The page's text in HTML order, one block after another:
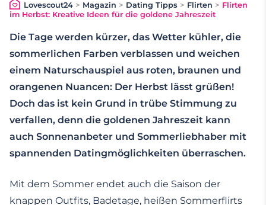
Lovescout24> Magazin > Dating Tipps > Flirten > Flirten
im Herbst: Kreative Ideen für die goldene Jahreszeit
Die Tage werden kürzer, das Wetter kühler, die
sommerlichen Farben verblassen und weichen
einem Naturschauspiel aus roten, braunen und
orangenen Nuancen: Der Herbst lässt grüßen!
Doch das ist kein Grund in trübe Stimmung zu
verfallen, denn die goldenen Jahreszeit kann
auch Sonnenanbeter und Sommerliebhaber mit
spannenden Datingmöglichkeiten überraschen.
Mit dem Sommer endet auch die Saison der
knappen Outfits, Badetage, heißen Sommerflirts